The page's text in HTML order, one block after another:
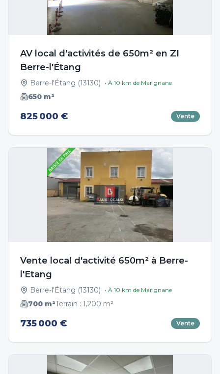
AV local d'activités de 650m² en ZI
Berre-l'Étang
Berre-l'Étang (13130) • À 10 km de Marignane
650 m²
825 000 € Vente
Vente local d'activité 650m² à Berre-
l'Etang
Berre-l'Étang (13130) • À 10 km de Marignane
700 m²Terrain : 1,200 m²
735 000 € Vente